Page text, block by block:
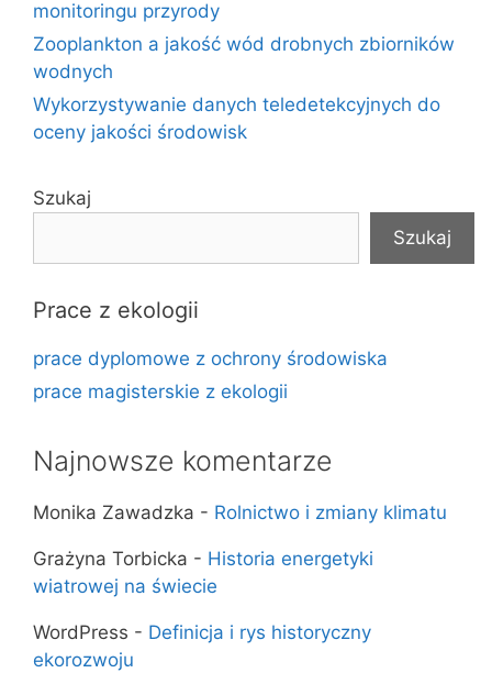
monitoringu przyrody
Zooplankton a jakość wód drobnych zbiorników
wodnych
Wykorzystywanie danych teledetekcyjnych do
oceny jakości środowisk
Szukaj
Szukaj
Prace z ekologii
prace dyplomowe z ochrony środowiska
prace magisterskie z ekologii
Najnowsze komentarze
Monika Zawadzka - Rolnictwo i zmiany klimatu
Grażyna Torbicka - Historia energetyki
wiatrowej na świecie
WordPress - Definicja i rys historyczny
ekorozwoju